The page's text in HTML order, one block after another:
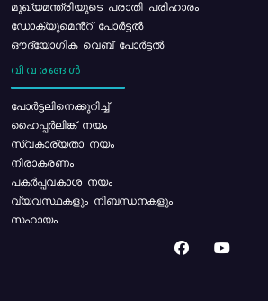
മുഖ്യമന്ത്രിയുടെ പരാതി പരിഹാരം
ഡോക്യുമെൻ്റ് പോർട്ടൽ
ഔദ്യോഗിക വെബ് പോർട്ടൽ
വിവരങ്ങൾ
പോര്‍ട്ടലിനെക്കുറിച്ച്
ഹൈപ്പർലിങ്ക് നയം
സ്വകാര്യതാ നയം
നിരാകരണം
പകർപ്പവകാശ നയം
വ്യവസ്ഥകളും നിബന്ധനകളും
സഹായം